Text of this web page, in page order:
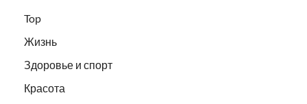
Top
Жизнь
Здоровье и спорт
Красота